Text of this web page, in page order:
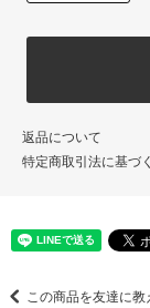
返品について
特定商取引法に基づ
この商品を友達に教